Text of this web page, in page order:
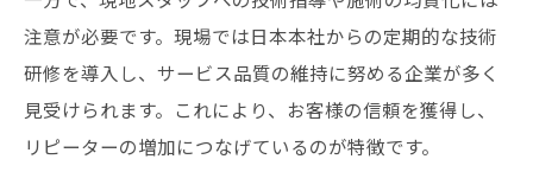
注意が必要です。現場では日本本社からの定期的な技術
研修を導入し、サービス品質の維持に努める企業が多く
見受けられます。これにより、お客様の信頼を獲得し、
リピーターの増加につなげているのが特徴です。